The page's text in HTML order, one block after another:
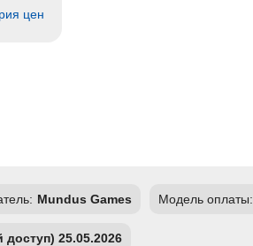
цен
Mundus Games Модель оплаты:
25.05.2026